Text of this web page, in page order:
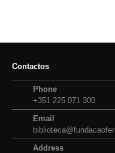
Contactos
Phone
+351 225 071 300
Email
Address